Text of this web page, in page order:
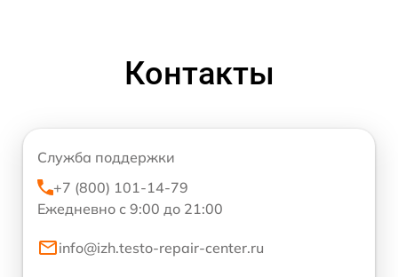
Контакты
Служба поддержки
+7 (800) 101-14-79
Ежедневно с 9:00 до 21:00
info@izh.testo-repair-center.ru